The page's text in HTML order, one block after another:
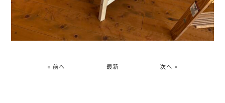
« 前へ 最新 次へ »